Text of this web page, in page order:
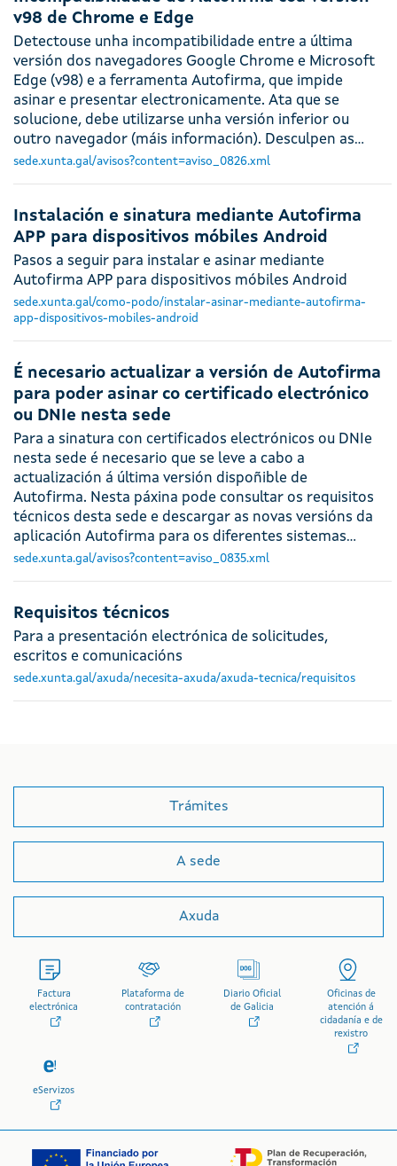
v98 de Chrome e Edge
Detectouse unha incompatibilidade entre a última
versión dos navegadores Google Chrome e Microsoft
Edge (v98) e a ferramenta Autofirma, que impide
asinar e presentar electronicamente. Ata que se
solucione, debe utilizarse unha versión inferior ou
outro navegador (máis información). Desculpen as…
sede.xunta.gal/avisos?content=aviso_0826.xml
Instalación e sinatura mediante Autofirma
APP para dispositivos móbiles Android
Pasos a seguir para instalar e asinar mediante
Autofirma APP para dispositivos móbiles Android
sede.xunta.gal/como-podo/instalar-asinar-mediante-autofirma-
app-dispositivos-mobiles-android
É necesario actualizar a versión de Autofirma
para poder asinar co certificado electrónico
ou DNIe nesta sede
Para a sinatura con certificados electrónicos ou DNIe
nesta sede é necesario que se leve a cabo a
actualización á última versión dispoñible de
Autofirma. Nesta páxina pode consultar os requisitos
técnicos desta sede e descargar as novas versións da
aplicación Autofirma para os diferentes sistemas…
sede.xunta.gal/avisos?content=aviso_0835.xml
Requisitos técnicos
Para a presentación electrónica de solicitudes,
escritos e comunicacións
sede.xunta.gal/axuda/necesita-axuda/axuda-tecnica/requisitos
Trámites
A sede
Axuda
Factura
electrónica
Plataforma de
contratación
Diario Oficial
de Galicia
Oficinas de
atención á
cidadanía e de
rexistro
eServizos